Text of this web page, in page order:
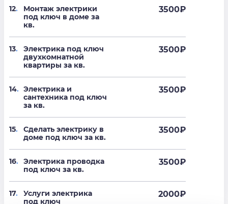
12.
Монтаж электрики
под ключ в доме за
кв.
3500₽
13.
Электрика под ключ
двухкомнатной
квартиры за кв.
3500₽
14. Электрика и
сантехника под ключ
за кв.
3500₽
15.
Сделать электрику в
доме под ключ за кв.
3500₽
16.
Электрика проводка
под ключ за кв.
3500₽
17.
Услуги электрика
под ключ
2000₽